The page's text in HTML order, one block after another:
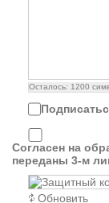
Осталось: 1200
Согласен на
переданы 3-м
Обновить